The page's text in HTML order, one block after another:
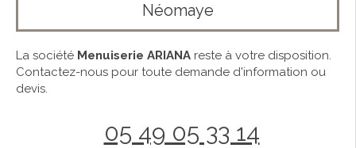
Néomaye
La société Menuiserie ARIANA reste à votre disposition.
Contactez-nous pour toute demande d'information ou
devis.
05 49 05 33 14